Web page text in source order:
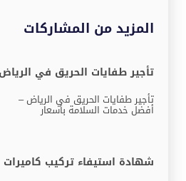
المزيد من المشاركات
تأجير طفايات الحريق في الرياض
تأجير طفايات الحريق في الرياض –
أفضل خدمات السلامة بأسعار
شهادة استيفاء تركيب كاميرات